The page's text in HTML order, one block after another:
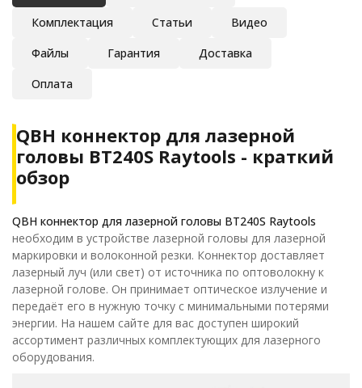
Комплектация
Статьи
Видео
Файлы
Гарантия
Доставка
Оплата
QBH коннектор для лазерной
головы BT240S Raytools - краткий
обзор
QBH коннектор для лазерной головы BT240S Raytools
необходим в устройстве лазерной головы для лазерной
маркировки и волоконной резки. Коннектор доставляет
лазерный луч (или свет) от источника по оптоволокну к
лазерной голове. Он принимает оптическое излучение и
передаёт его в нужную точку с минимальными потерями
энергии. На нашем сайте для вас доступен широкий
ассортимент различных комплектующих для лазерного
оборудования.